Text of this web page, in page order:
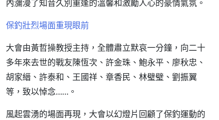
內瀰漫了知音久別重逢的溫馨和激勵人心的豪情氣氛。
保釣壯烈場面重現眼前
大會由黃哲操教授主持，全體肅立默哀一分鐘，向二十
多年來去世的戰友陳恆次、許金珠、鮑永平、廖秋忠、
胡家縉、許泰和、王國祥、章香民、林璧璧、劉振翼
等，致以悼念……。
風起雲湧的場面再現，大會以幻燈片回顧了保釣運動的